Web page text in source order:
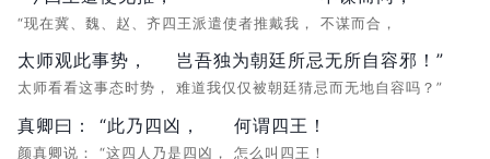
“现在冀、魏、赵、齐四王派遣使者推戴我， 不谋而合，
太师观此事势，
太师看看这事态时势，
岂吾独为朝廷所忌无所自容邪！”
难道我仅仅被朝廷猜忌而无地自容吗？”
真卿曰：
颜真卿说：
“此乃四凶，
“这四人乃是四凶，
何谓四王！
怎么叫四王！